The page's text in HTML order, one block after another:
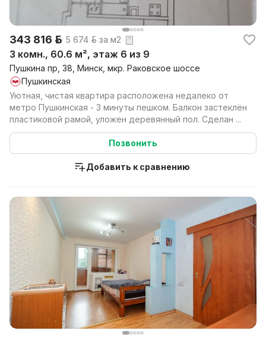
343 816 р. 5 674 р. за м2
3 комн., 60.6 м², этаж 6 из 9
Пушкина пр, 38, Минск, мкр. Раковское шоссе
Пушкинская
Уютная, чистая квартира расположена недалеко от
метро Пушкинская - 3 минуты пешком. Балкон застеклён
пластиковой рамой, уложен деревянный пол. Сделан ...
Позвонить
Добавить к сравнению